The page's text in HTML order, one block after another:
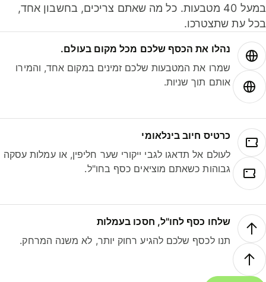
במעל 40 מטבעות. כל מה שאתם צריכים, בחשבון אחד,
עת שתצטרכו.
נהלו את הכסף שלכם מכל מקום בעולם.
שמרו את המטבעות שלכם זמינים במקום אחד, והמירו
אותם תוך שניות.
כרטיס חיוב בינלאומי
לעולם אל תדאגו לגבי ייקורי שער חליפין, או עמלות עסקה
גבוהות כשאתם מוציאים כסף בחו"ל.
שלחו כסף לחו"ל, חסכו בעמלות
תנו לכסף שלכם להגיע רחוק יותר, לא משנה המרחק.